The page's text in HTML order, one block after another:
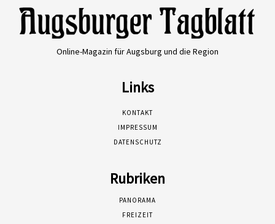
Online-Magazin für Augsburg und die Region
Links
KONTAKT
IMPRESSUM
DATENSCHUTZ
Rubriken
PANORAMA
FREIZEIT